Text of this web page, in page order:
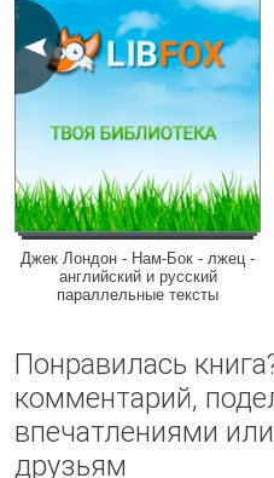
Джек Лондон - Нам-Бок - лжец -
английский и русский
параллельные тексты
Понравилась
комментарий,
впечатлениями
друзьям